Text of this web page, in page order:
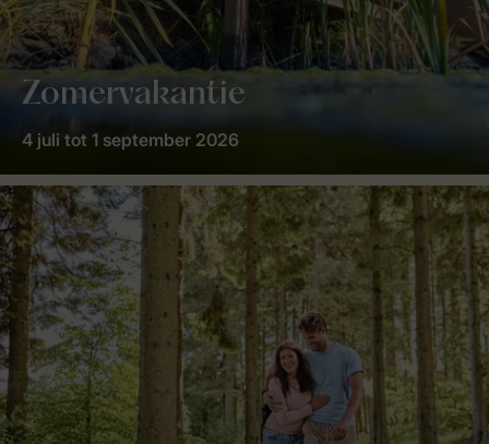
Zomervakantie
4 juli tot 1 september 2026